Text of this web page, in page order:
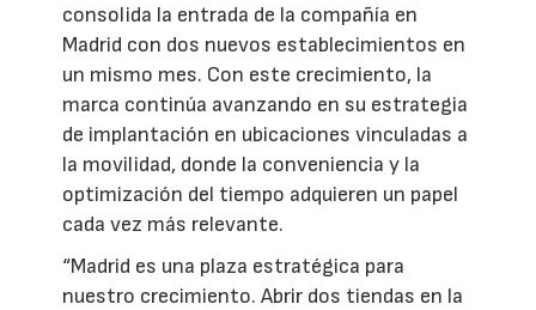
consolida la entrada de la compañía en
Madrid con dos nuevos establecimientos en
un mismo mes. Con este crecimiento, la
marca continúa avanzando en su estrategia
de implantación en ubicaciones vinculadas a
la movilidad, donde la conveniencia y la
optimización del tiempo adquieren un papel
cada vez más relevante.
“Madrid es una plaza estratégica para
nuestro crecimiento. Abrir dos tiendas en la